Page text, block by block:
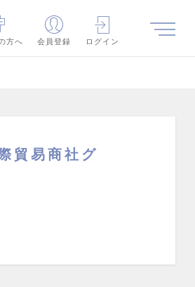
方へ
会員登録 ログイン
貿易商社グ